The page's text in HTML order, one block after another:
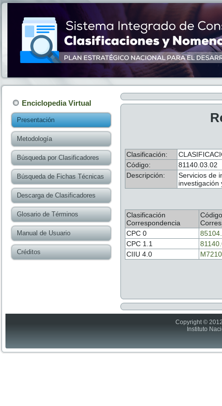
Enciclopedia Virtual
Presentación
Metodología
Búsqueda por Clasificadores
Búsqueda de Fichas Técnicas
Descarga de Clasificadores
Glosario de Términos
Manual de Usuario
Créditos
Clasificación:
Código:
81140.03.02
Descripción:
Servicios de
investigación
Clasificación
Correspondencia
Código
CPC 0
CPC 1.1
CIIU 4.0
Copyright ©
Instituto